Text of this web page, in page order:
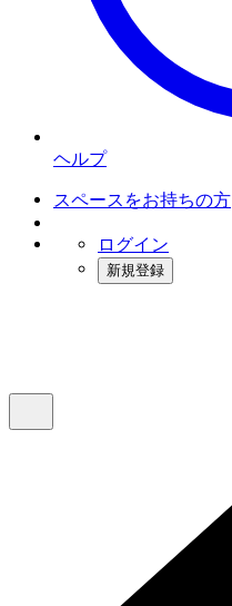
ヘルプ
スペースをお持ちの方
ログイン
新規登録